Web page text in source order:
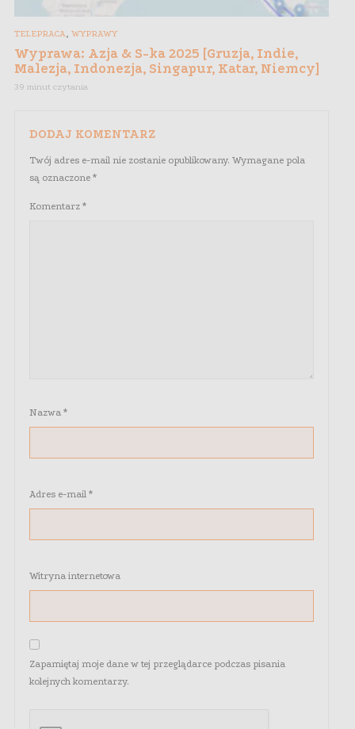
TELEPRACA, WYPRAWY
Wyprawa: Azja & S-ka 2025 [Gruzja, Indie,
Malezja, Indonezja, Singapur, Katar, Niemcy]
39 minut czytania
DODAJ KOMENTARZ
Twój adres e-mail nie zostanie opublikowany. Wymagane pola
są oznaczone *
Komentarz *
Nazwa *
Adres e-mail *
Witryna internetowa
Zapamiętaj moje dane w tej przeglądarce podczas pisania
kolejnych komentarzy.